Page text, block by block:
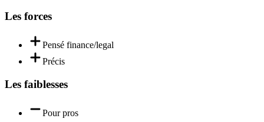
Les forces
Pensé finance/legal
Précis
Les faiblesses
Pour pros